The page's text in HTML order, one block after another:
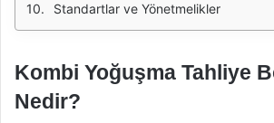
Standartlar ve Yönetmelikler
Kombi Yoğuşma Tahliye
Nedir?